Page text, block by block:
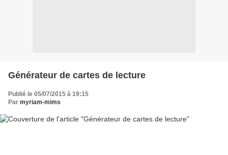
Générateur de cartes de lecture
Publié le 05/07/2015 à 19:15
Par myriam-mims